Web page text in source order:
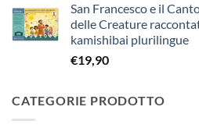
originale
era:
€263,40.
è:
San Francesco e il
delle Creature
kamishibai plurilingue
€19,90
CATEGORIE PRODOTTO